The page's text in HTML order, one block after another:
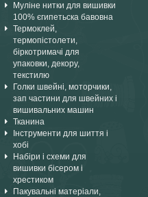
Муліне нитки для вишивки
100% єгипетьска бавовна
Термоклей,
термопістолети,
біркотримачі для
упаковки, декору,
текстилю
Голки швейні, моторчики,
зап частини для швейних і
вишивальних машин
Тканина
Інструменти для шиття і
хобі
Набіри і схеми для
вишивки бісером і
хрестиком
Пакувальні матеріали,